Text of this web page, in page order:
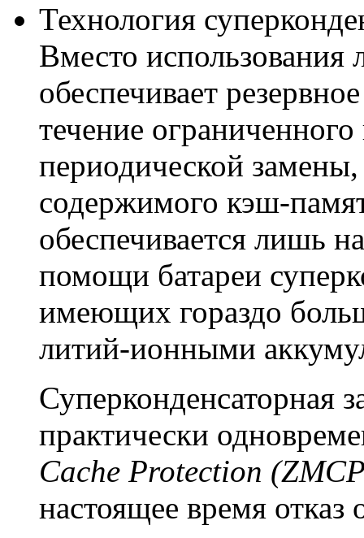
Технология
Вместо использования
обеспечивает
течение
периодической замены,
содержимого кэш-
обеспечивается лишь
помощи батареи
имеющих гораздо
литий-ионными
Суперконденсаторная
практически
Cache Protection
настоящее время